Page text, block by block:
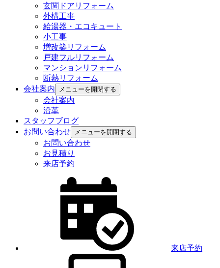
玄関ドアリフォーム
外構工事
給湯器・エコキュート
小工事
増改築リフォーム
戸建フルリフォーム
マンションリフォーム
断熱リフォーム
会社案内
メニューを開閉する
会社案内
沿革
スタッフブログ
お問い合わせ
メニューを開閉する
お問い合わせ
お見積り
来店予約
来店予約